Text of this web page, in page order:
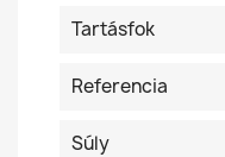
Tartásfok
Referencia
Súly